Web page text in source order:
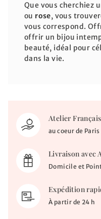
Que vous cherchiez
ou rose, vous
vous correspond.
offrir un bijou
beauté, idéal pour
dans la vie.
Atelier Français
au coeur de Paris
Livraison avec
Domicile et
Expédition
À partir de 24 h